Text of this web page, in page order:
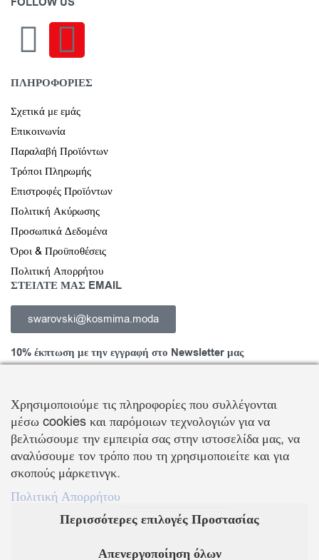
ΠΛΗΡΟΦΟΡΙΕΣ
Σχετικά με εμάς
Επικοινωνία
Παραλαβή Προϊόντων
Τρόποι Πληρωμής
Επιστροφές Προϊόντων
Πολιτική Ακύρωσης
Προσωπικά Δεδομένα
Όροι & Προϋποθέσεις
Πολιτική Απορρήτου
ΣΤΕΙΛΤΕ ΜΑΣ EMAIL
swarovski@kosmima.moda
10% έκπτωση με την εγγραφή στο Newsletter μας
Εγγραφείτε στο Newsletter και ενημερωθείτε για νέα προϊόντα,
τάσεις και προσφορές, καθώς και για να λάβετεκουπόνι έκπτωσης
10%με την πρώτη σας αγορά!
ΒΑΛΛΗΣ Χ.-ΑΒΑΓΙΑΝΟΣ Ε. ΕΜΠΟΡΙΚΗ ΕΤΑΙΡΕΙΑ Ο.Ε.
Τα λογότυπα SWAROVSKI & SWAN είναι κατοχυρωμένα σήματα της Swarovski AG
Χρησιμοποιούμε τις πληροφορίες που συλλέγονται
μέσω cookies και παρόμοιων τεχνολογιών για να
βελτιώσουμε την εμπειρία σας στην ιστοσελίδα μας, να
αναλύσουμε τον τρόπο που τη χρησιμοποιείτε και για
σκοπούς μάρκετινγκ.
Πολιτική Απορρήτου
Περισσότερες επιλογές Προστασίας
Απενεργοποίηση όλων